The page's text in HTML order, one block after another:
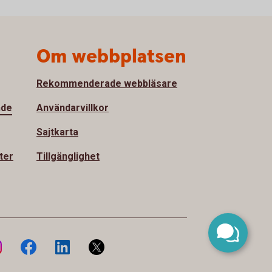
Om webbplatsen
Rekommenderade webbläsare
Användarvillkor
Sajtkarta
Tillgänglighet